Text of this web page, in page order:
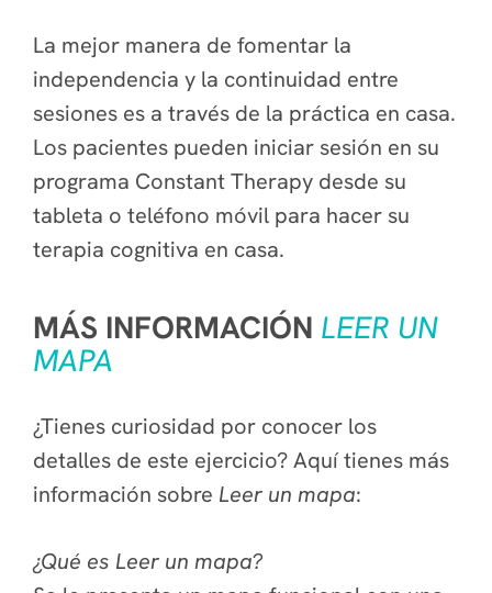
La mejor manera de fomentar la
independencia y la continuidad entre
sesiones es a través de la práctica en casa.
Los pacientes pueden iniciar sesión en su
programa Constant Therapy desde su
tableta o teléfono móvil para hacer su
terapia cognitiva en casa.
MÁS INFORMACIÓN LEER UN
MAPA
¿Tienes curiosidad por conocer los
detalles de este ejercicio? Aquí tienes más
información sobre Leer un mapa:
¿Qué es Leer un mapa?